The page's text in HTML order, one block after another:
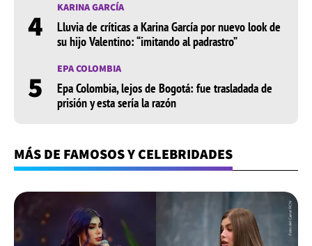
4 KARINA GARCÍA
Lluvia de críticas a Karina García por nuevo look de
su hijo Valentino: “imitando al padrastro”
5 EPA COLOMBIA
Epa Colombia, lejos de Bogotá: fue trasladada de
prisión y esta sería la razón
MÁS DE FAMOSOS Y CELEBRIDADES